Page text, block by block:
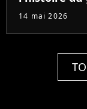
14 mai 2026